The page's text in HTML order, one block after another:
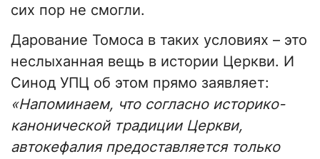
сих пор не смогли.
Дарование Томоса в таких условиях – это
неслыханная вещь в истории Церкви. И
Синод УПЦ об этом прямо заявляет:
«Напоминаем, что согласно историко-
канонической традиции Церкви,
автокефалия предоставляется только